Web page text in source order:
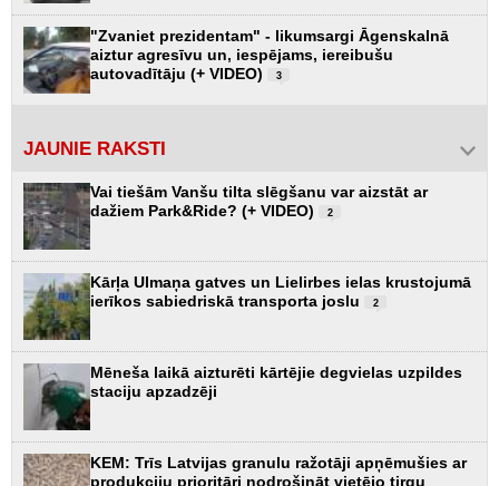
"Zvaniet prezidentam" - likumsargi Āgenskalnā
aiztur agresīvu un, iespējams, iereibušu
autovadītāju (+ VIDEO)
3
JAUNIE RAKSTI
Vai tiešām Vanšu tilta slēgšanu var aizstāt ar
dažiem Park&Ride? (+ VIDEO)
2
Kārļa Ulmaņa gatves un Lielirbes ielas krustojumā
ierīkos sabiedriskā transporta joslu
2
Mēneša laikā aizturēti kārtējie degvielas uzpildes
staciju apzadzēji
KEM: Trīs Latvijas granulu ražotāji apņēmušies ar
produkciju prioritāri nodrošināt vietējo tirgu